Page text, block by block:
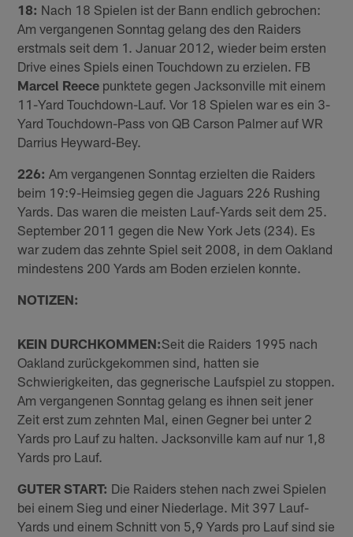
18: Nach 18 Spielen ist der Bann endlich gebrochen:
Am vergangenen Sonntag gelang des den Raiders
erstmals seit dem 1. Januar 2012, wieder beim ersten
Drive eines Spiels einen Touchdown zu erzielen. FB
Marcel Reece punktete gegen Jacksonville mit einem
11-Yard Touchdown-Lauf. Vor 18 Spielen war es ein 3-
Yard Touchdown-Pass von QB Carson Palmer auf WR
Darrius Heyward-Bey.
226: Am vergangenen Sonntag erzielten die Raiders
beim 19:9-Heimsieg gegen die Jaguars 226 Rushing
Yards. Das waren die meisten Lauf-Yards seit dem 25.
September 2011 gegen die New York Jets (234). Es
war zudem das zehnte Spiel seit 2008, in dem Oakland
mindestens 200 Yards am Boden erzielen konnte.
NOTIZEN:
KEIN DURCHKOMMEN:Seit die Raiders 1995 nach
Oakland zurückgekommen sind, hatten sie
Schwierigkeiten, das gegnerische Laufspiel zu stoppen.
Am vergangenen Sonntag gelang es ihnen seit jener
Zeit erst zum zehnten Mal, einen Gegner bei unter 2
Yards pro Lauf zu halten. Jacksonville kam auf nur 1,8
Yards pro Lauf.
GUTER START: Die Raiders stehen nach zwei Spielen
bei einem Sieg und einer Niederlage. Mit 397 Lauf-
Yards und einem Schnitt von 5,9 Yards pro Lauf sind sie